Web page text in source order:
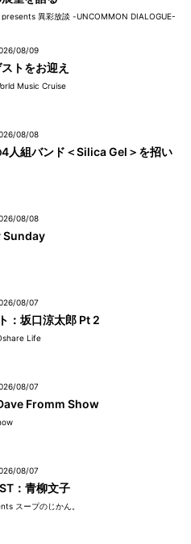
異彩放談 -UNCOMMON DIALOGUE-
08/09
トをお迎え
Music Cruise
08/08
人組バンド＜Silica Gel＞を招い
08/08
Sunday
08/07
：坂口涼太郎 Pt 2
Life
08/07
Fromm Show
08/07
：青柳文子
スープのじかん。